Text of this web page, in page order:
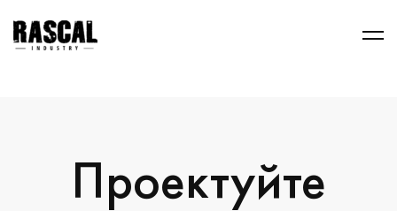
Проектуйте